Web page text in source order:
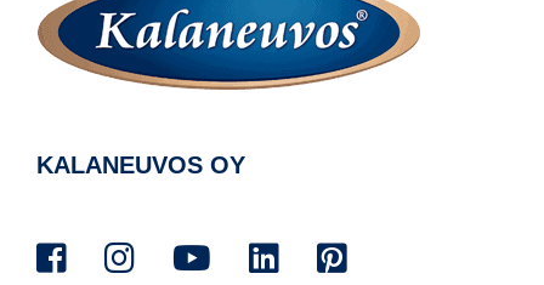
KALANEUVOS OY